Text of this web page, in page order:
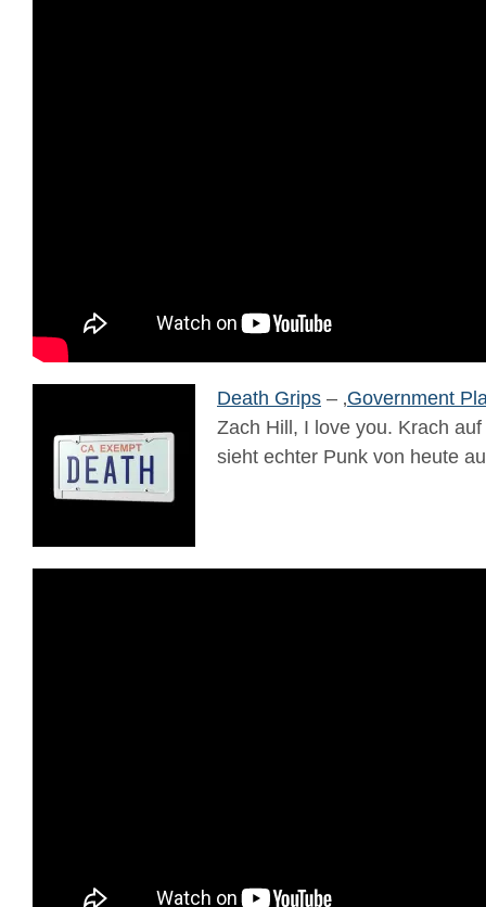
Death Grips – ‚Government
Zach Hill, I love you. Krach
sieht echter Punk von heute